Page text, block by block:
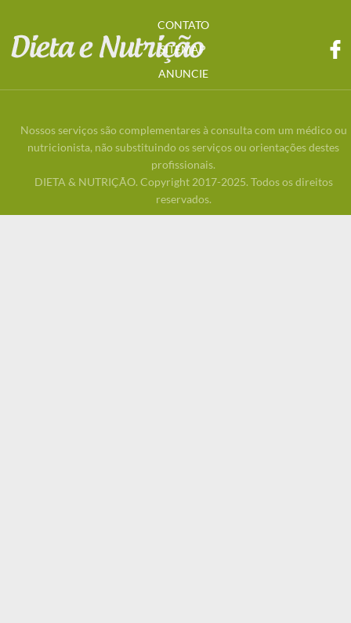
CONTATO
SITEMAP
ANUNCIE
Nossos serviços são complementares à consulta com um médico ou
nutricionista, não substituindo os serviços ou orientações destes
profissionais.
DIETA & NUTRIÇÃO. Copyright 2017-2025. Todos os direitos
reservados.